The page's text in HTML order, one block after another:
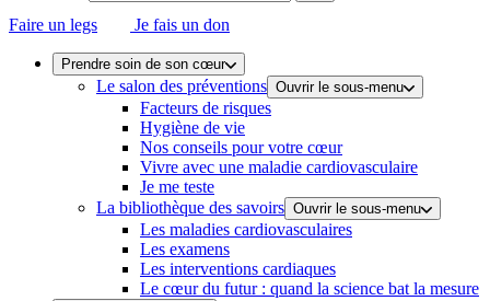
Faire un legs
Je fais un don
Prendre soin de son cœur
Le salon des préventions Ouvrir le sous-menu
Facteurs de risques
Hygiène de vie
Nos conseils pour votre cœur
Vivre avec une maladie cardiovasculaire
Je me teste
La bibliothèque des savoirs Ouvrir le sous-menu
Les maladies cardiovasculaires
Les examens
Les interventions cardiaques
Le cœur du futur : quand la science bat la mesure